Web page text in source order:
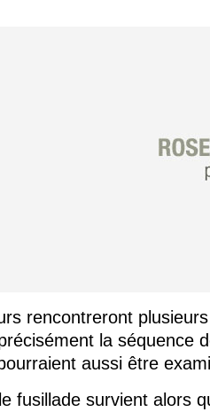
rencontreront
la séquence
aussi être
fusillade survient alors